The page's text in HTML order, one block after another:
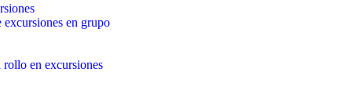
excursiones en grupo
rollo en excursiones